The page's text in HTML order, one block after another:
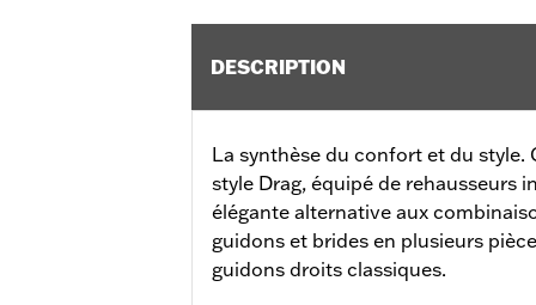
DESCRIPTION
La synthèse du confort et du style.
style Drag, équipé de rehausseurs
élégante alternative aux
guidons et brides en plusieurs
guidons droits classiques.